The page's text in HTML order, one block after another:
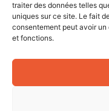
traiter des données telles
uniques sur ce site. Le fait
consentement peut avoir
et fonctions.
LIRE LA SUITE
En